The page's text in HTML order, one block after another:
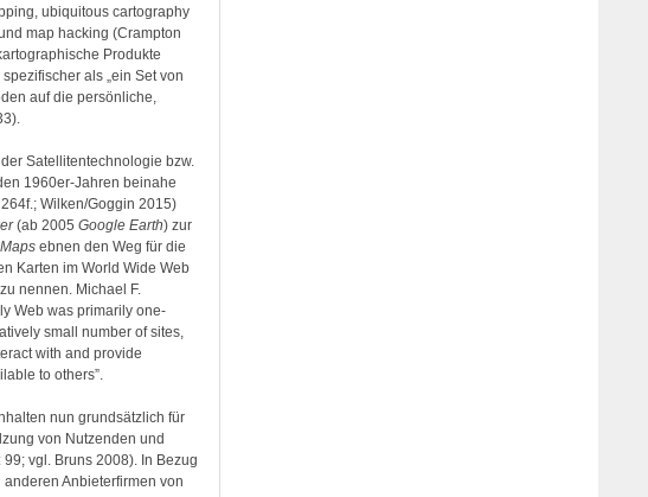
ubiquitous cartography
map hacking (Crampton
Produkte
als „ein Set von
auf die persönliche,
Satellitentechnologie bzw.
1960er-Jahren beinahe
Wilken/Goggin 2015)
(ab 2005 Google Earth) zur
ebnen den Weg für die
Karten im World Wide Web
nennen. Michael F.
Web was primarily one-
small number of sites,
with and provide
to others”.
nun grundsätzlich für
von Nutzenden und
vgl. Bruns 2008). In Bezug
Anbieterfirmen von